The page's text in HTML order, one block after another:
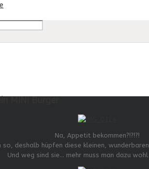
Na, Appetit bekommen?!?!?!
so, deshalb hüpfen diese kleinen,
Und weg sind sie… mehr muss man dazu